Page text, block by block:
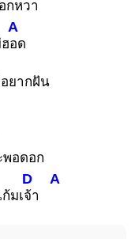
กหวา
A
อด
ยากฝัน
พอดอก
มเ
D
จ้า
A